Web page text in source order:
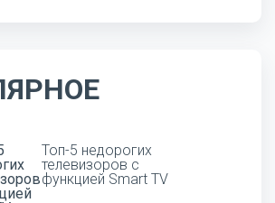
Топ-5 недорогих
телевизоров с
функцией Smart TV